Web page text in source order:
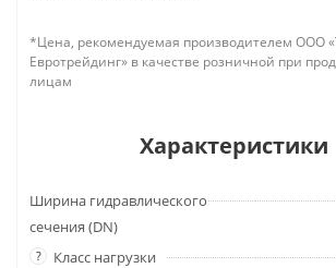
*Цена, рекомендуемая производителем ООО
Евротрейдинг» в качестве розничной при
лицам
Характеристики
Ширина гидравлического
сечения (DN)
? Класс нагрузки